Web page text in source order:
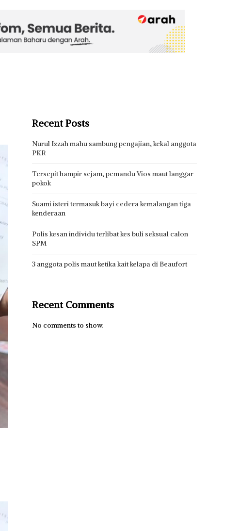
Recent Posts
Nurul Izzah mahu sambung pengajian, kekal anggota
PKR
Tersepit hampir sejam, pemandu Vios maut langgar
pokok
Suami isteri termasuk bayi cedera kemalangan tiga
kenderaan
Polis kesan individu terlibat kes buli seksual calon
SPM
3 anggota polis maut ketika kait kelapa di Beaufort
Recent Comments
No comments to show.